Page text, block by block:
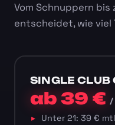
Vom Schnuppern
entscheidet, wie viel
SINGLE CLUB
ab 39 €/
Unter 21: 39 €